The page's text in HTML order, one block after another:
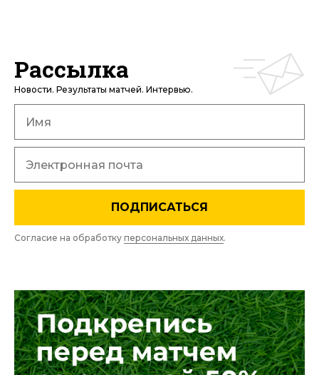
Рассылка
Новости. Результаты матчей. Интервью.
ПОДПИСАТЬСЯ
Согласие на обработку персональных данных.